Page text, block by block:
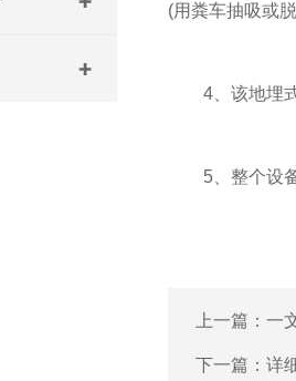
(用粪车抽吸或
4、该地埋式
5、整个设备
上一篇： 一
下一篇： 详